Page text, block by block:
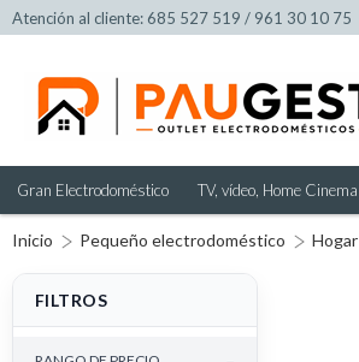
Atención al cliente: 685 527 519 / 961 30 10 75
Gran Electrodoméstico TV, vídeo, Home Cinema
Inicio Pequeño electrodoméstico Hogar
FILTROS